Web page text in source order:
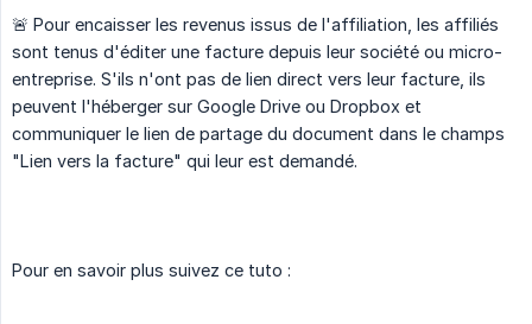
🚨 Pour encaisser les revenus issus de l'affiliation, les affiliés
sont tenus d'éditer une facture depuis leur société ou micro-
entreprise. S'ils n'ont pas de lien direct vers leur facture, ils
peuvent l'héberger sur Google Drive ou Dropbox et
communiquer le lien de partage du document dans le champs
"Lien vers la facture" qui leur est demandé.
Pour en savoir plus suivez ce tuto :